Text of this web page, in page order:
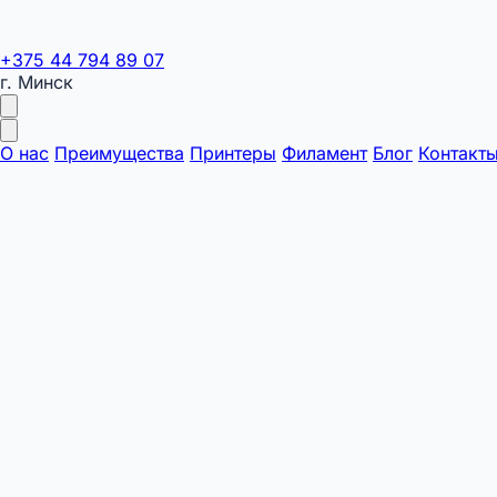
+375 44 794 89 07
г. Минск
О нас Преимущества Принтеры Филамент Блог